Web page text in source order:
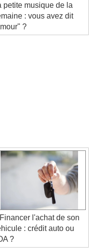
Forward
petite musique de la
: vous avez dit
?
Financer l'achat de son
: crédit auto ou
?